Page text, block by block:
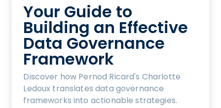
Your Guide to
Building an Effective
Data Governance
Framework
Discover how Pernod Ricard's Charlotte
Ledoux translates data governance
frameworks into actionable strategies.